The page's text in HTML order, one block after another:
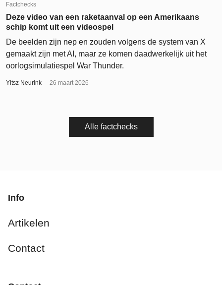
Factchecks
Deze video van een raketaanval op een Amerikaans
schip komt uit een videospel
De beelden zijn nep en zouden volgens de system van X
gemaakt zijn met AI, maar ze komen daadwerkelijk uit het
oorlogsimulatiespel War Thunder.
Yitsz Neurink 26 maart 2026
Alle factchecks
Info
Artikelen
Contact